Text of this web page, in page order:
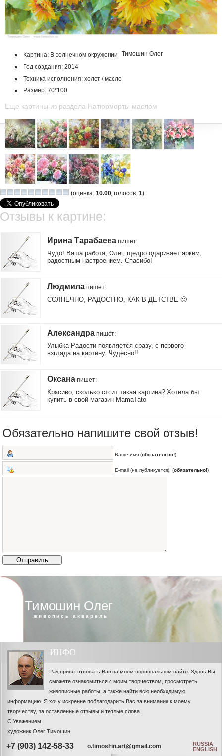
Картина: В солнечном окружении
Год создания: 2014
Техника исполнения: холст / масло
Размер: 70*100
Тимошин Олег
Еще картины из раздела Натюрморты маслом
(оценка: 10.00 , голосов: 1)
Отзывы к картине:
Ирина Тарабаева пишет:
Чудо! Ваша работа, Олег, щедро одаривает ярким,
радостным настроением. Спасибо!
Людмила пишет:
СОЛНЕЧНО, РАДОСТНО, КАК В ДЕТСТВЕ 🙂
Александра пишет:
Улыбка Радости появляется сразу, с первого
взгляда на картину. Чудесно!!
Оксана пишет:
Красиво, сколько стоит такая картина? Хотела бы
купить в свой магазин MamaTato
Обязательно напишите свой отзыв!
Ваше имя (обязательно!)
E-mail (не публикуется), (обязательно!)
Тимошин Олег
живопись акварель
ИНФО
Рад приветствовать Вас на моем персональном сайте. Здесь Вы
сможете ознакомиться с моим творчеством, просмотреть
живописные работы, а также найти всю необходимую
информацию. Я хочу искренне поблагодарить Вас за внимание к моему
творчеству, за оставленные отзывы и теплые слова.
С Уважением,
художник Олег Тимошин
+7 (903) 142-58-33
RUSSIA
ENGLISH
o.timoshin.art@gmail.com